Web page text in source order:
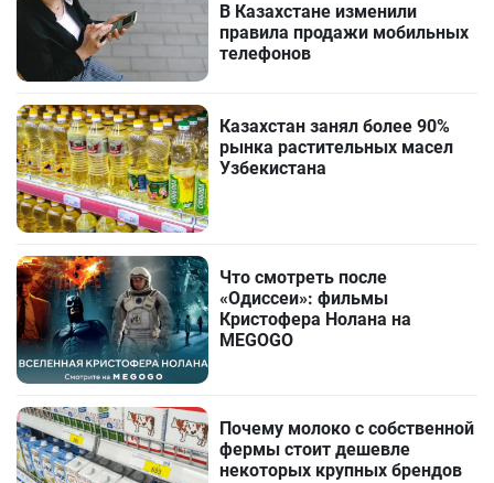
В Казахстане изменили
правила продажи мобильных
телефонов
Казахстан занял более 90%
рынка растительных масел
Узбекистана
Что смотреть после
«Одиссеи»: фильмы
Кристофера Нолана на
MEGOGO
Почему молоко с собственной
фермы стоит дешевле
некоторых крупных брендов